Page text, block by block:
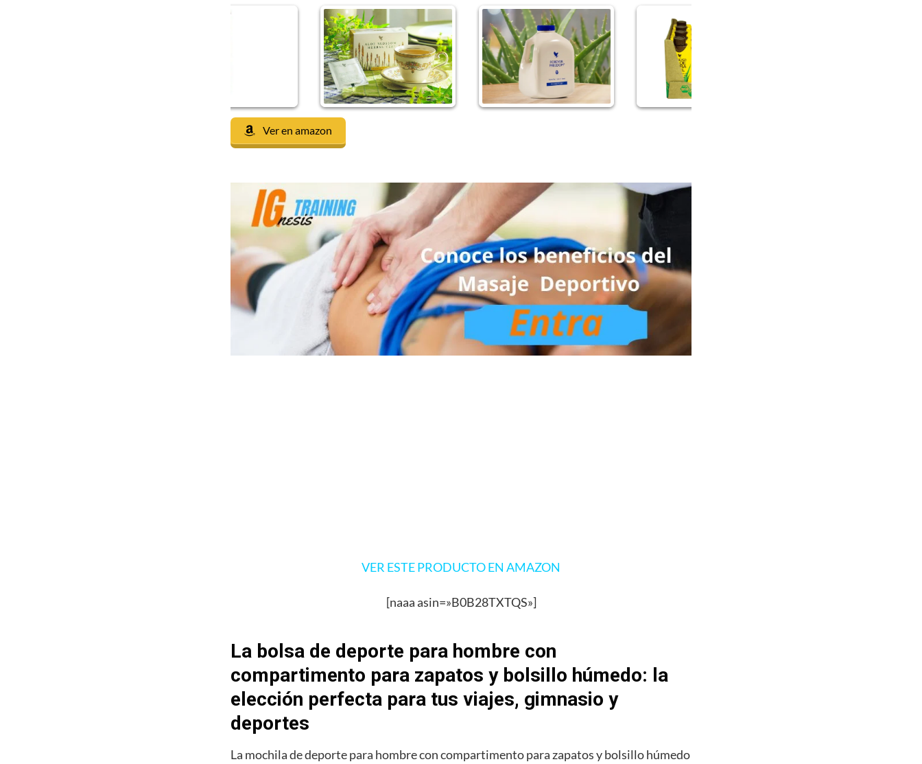
Ver en amazon
VER ESTE PRODUCTO EN AMAZON
[naaa asin=»B0B28TXTQS»]
La bolsa de deporte para hombre con
compartimento para zapatos y bolsillo húmedo: la
elección perfecta para tus viajes, gimnasio y
deportes
La mochila de deporte para hombre con compartimento para zapatos y bolsillo húmedo